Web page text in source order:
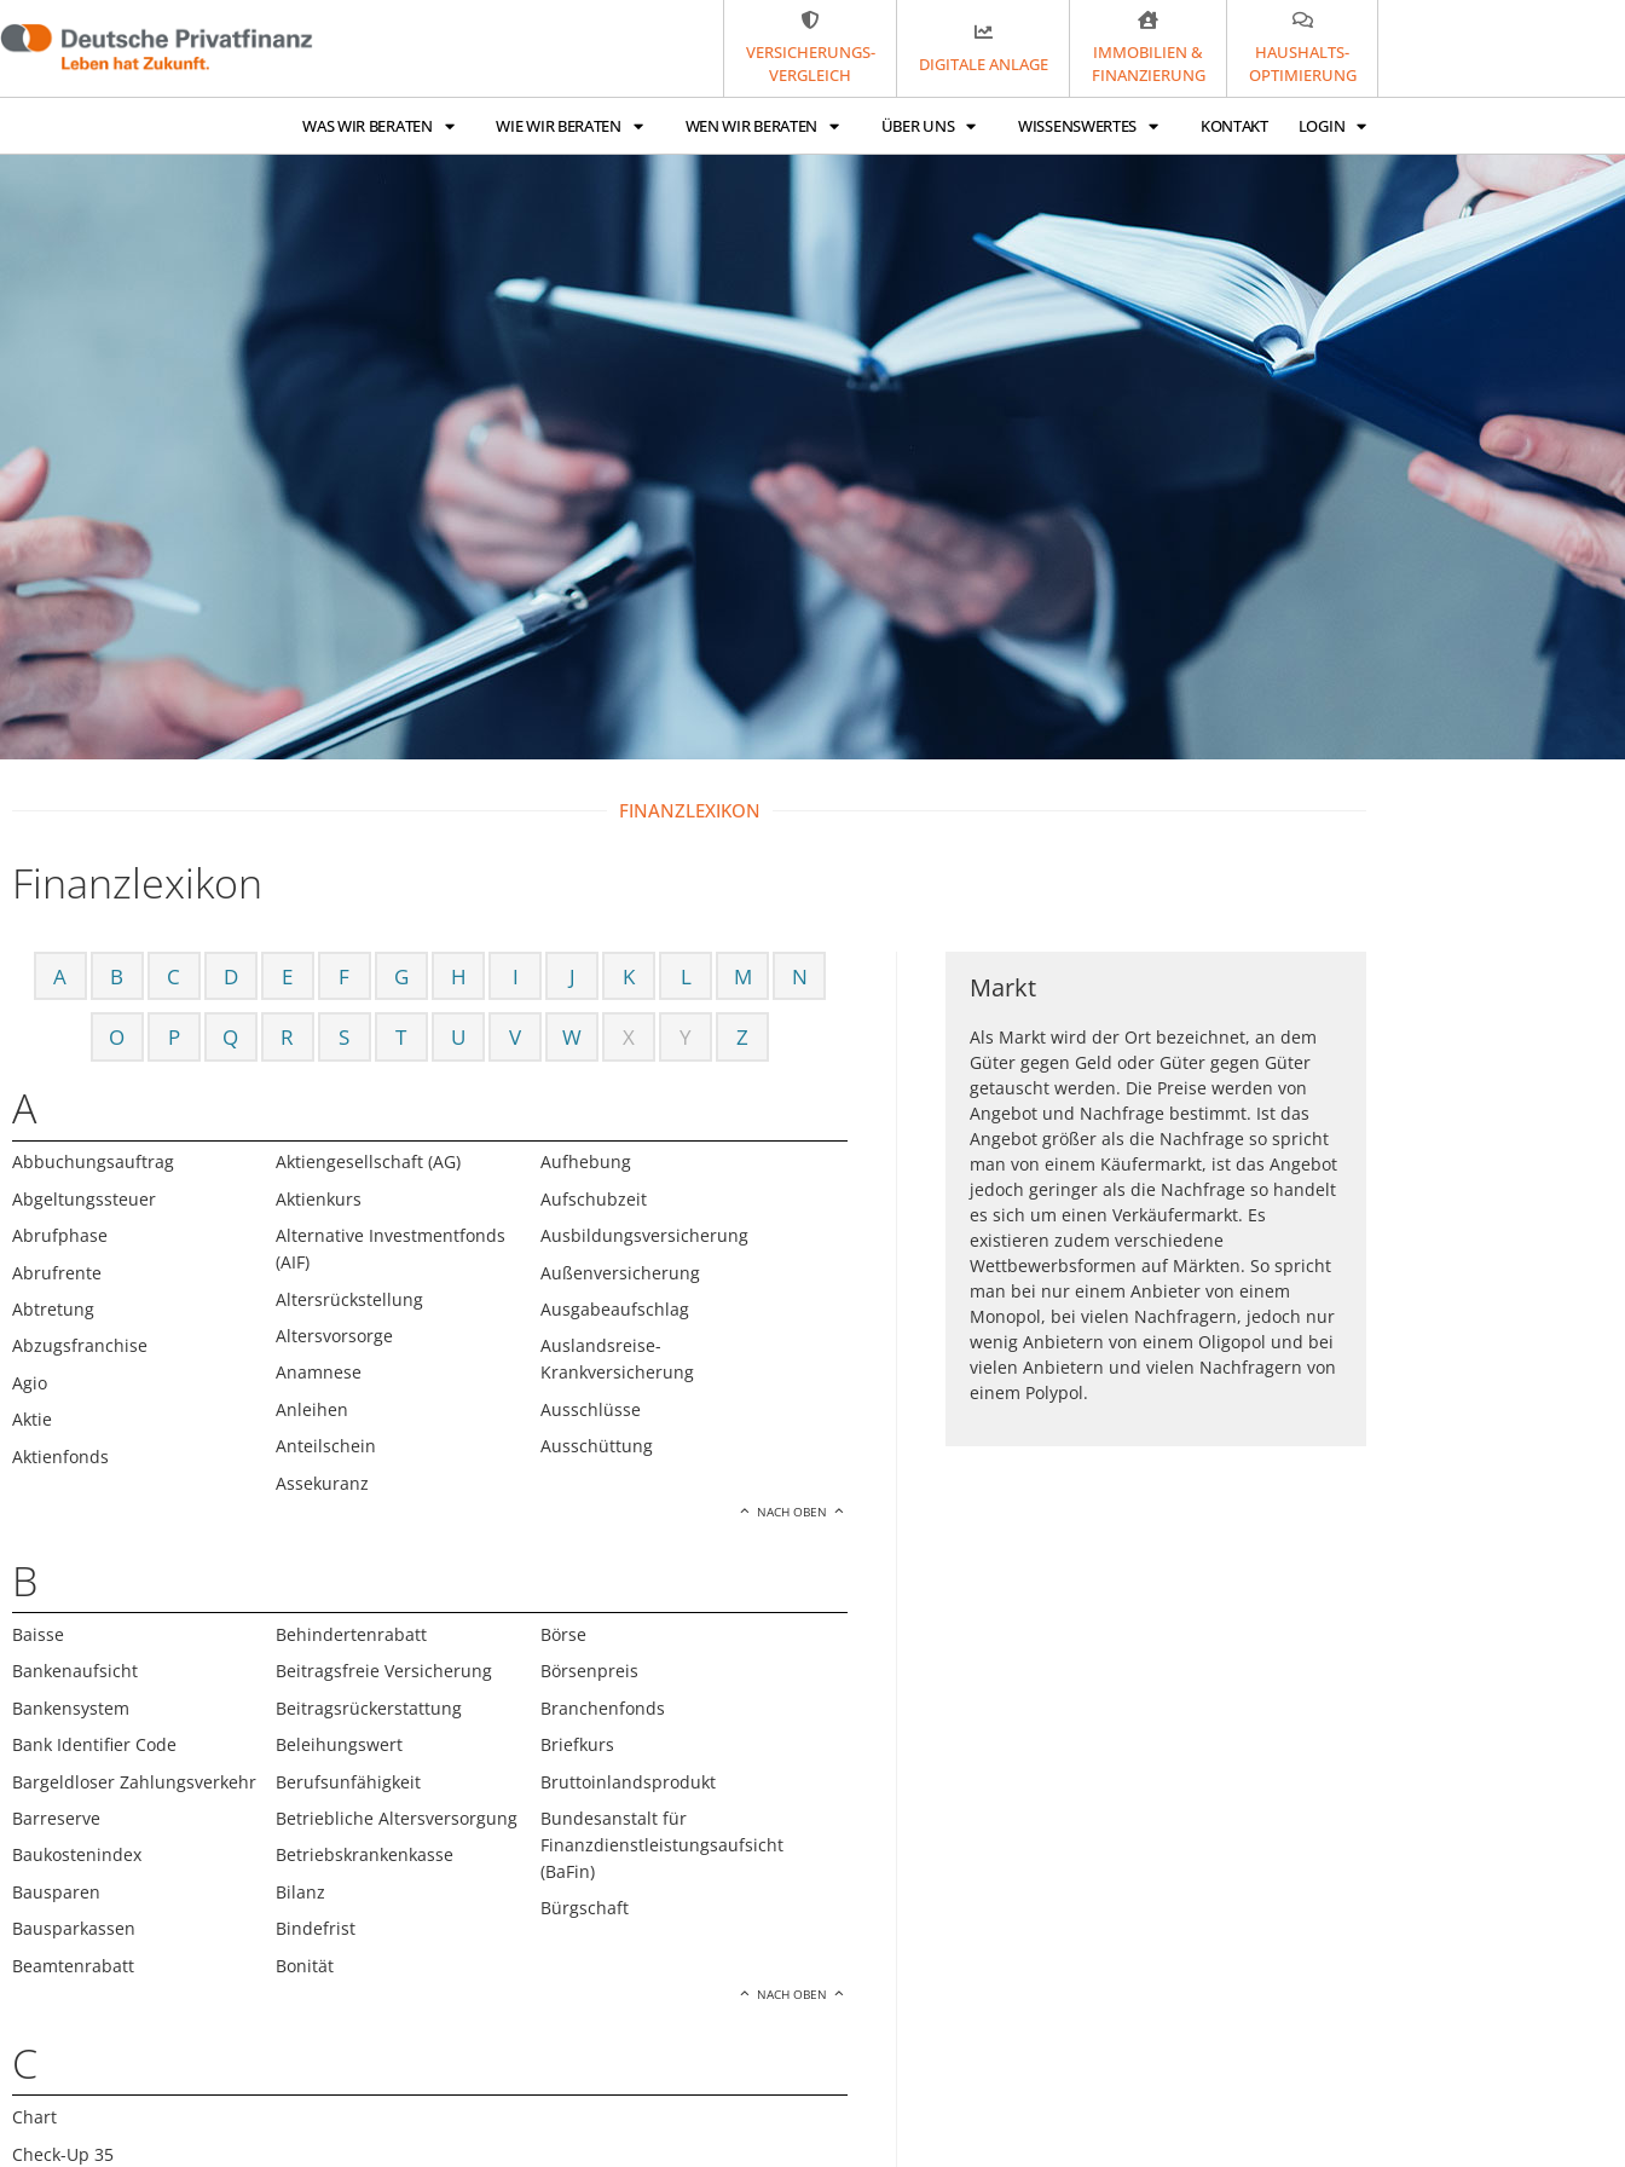
VERSICHERUNGS-
VERGLEICH
DIGITALE ANLAGE
IMMOBILIEN &
FINANZIERUNG
HAUSHALTS-
OPTIMIERUNG
WAS WIR BERATEN WIE WIR BERATEN WEN WIR BERATEN ÜBER UNS WISSENSWERTES KONTAKT LOGIN
FINANZLEXIKON
Finanzlexikon
A B C D E F G H I J K L M N
O P Q R S T U V W X Y Z
A
Abbuchungsauftrag
Abgeltungssteuer
Abrufphase
Abrufrente
Abtretung
Abzugsfranchise
Agio
Aktie
Aktienfonds
Aktiengesellschaft (AG)
Aktienkurs
Alternative Investmentfonds
(AIF)
Altersrückstellung
Altersvorsorge
Anamnese
Anleihen
Anteilschein
Assekuranz
Aufhebung
Aufschubzeit
Ausbildungsversicherung
Außenversicherung
Ausgabeaufschlag
Auslandsreise-
Krankversicherung
Ausschlüsse
Ausschüttung
NACH OBEN
B
Baisse
Bankenaufsicht
Bankensystem
Bank Identifier Code
Bargeldloser Zahlungsverkehr
Barreserve
Baukostenindex
Bausparen
Bausparkassen
Beamtenrabatt
Behindertenrabatt
Beitragsfreie Versicherung
Beitragsrückerstattung
Beleihungswert
Berufsunfähigkeit
Betriebliche Altersversorgung
Betriebskrankenkasse
Bilanz
Bindefrist
Bonität
Börse
Börsenpreis
Branchenfonds
Briefkurs
Bruttoinlandsprodukt
Bundesanstalt für
Finanzdienstleistungsaufsicht
(BaFin)
Bürgschaft
NACH OBEN
C
Chart
Check-Up 35
Markt
Als Markt wird der Ort bezeichnet, an dem
Güter gegen Geld oder Güter gegen Güter
getauscht werden. Die Preise werden von
Angebot und Nachfrage bestimmt. Ist das
Angebot größer als die Nachfrage so spricht
man von einem Käufermarkt, ist das Angebot
jedoch geringer als die Nachfrage so handelt
es sich um einen Verkäufermarkt. Es
existieren zudem verschiedene
Wettbewerbsformen auf Märkten. So spricht
man bei nur einem Anbieter von einem
Monopol, bei vielen Nachfragern, jedoch nur
wenig Anbietern von einem Oligopol und bei
vielen Anbietern und vielen Nachfragern von
einem Polypol.